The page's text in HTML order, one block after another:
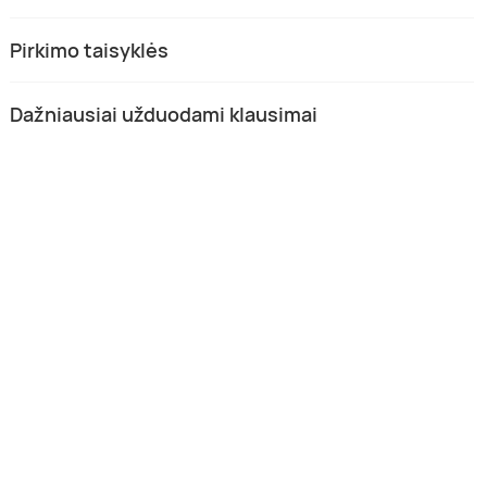
Pirkimo taisyklės
Dažniausiai užduodami klausimai